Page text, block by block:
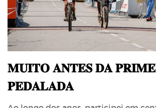
𝐌𝐔𝐈𝐓𝐎 𝐀𝐍𝐓𝐄𝐒 𝐃𝐀
𝐏𝐄𝐃𝐀𝐋𝐀𝐃𝐀